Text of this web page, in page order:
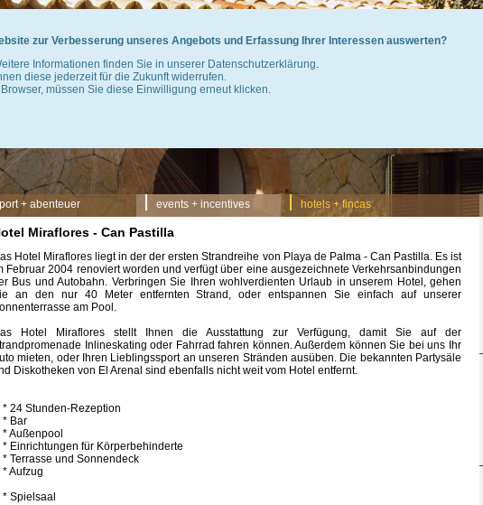
zur Verbesserung unseres Angebots und Erfassung Ihrer Interessen auswerten?
Informationen finden Sie in unserer Datenschutzerklärung.
diese jederzeit für die Zukunft widerrufen.
müssen Sie diese Einwilligung erneut klicken.
+ abenteuer events + incentives hotels + fincas
Miraflores - Can Pastilla
Hotel Miraflores liegt in der der ersten Strandreihe von Playa de Palma - Can Pastilla. Es ist
Februar 2004 renoviert worden und verfügt über eine ausgezeichnete Verkehrsanbindungen
Bus und Autobahn. Verbringen Sie Ihren wohlverdienten Urlaub in unserem Hotel, gehen
an den nur 40 Meter entfernten Strand, oder entspannen Sie einfach auf unserer
am Pool.
Hotel Miraflores stellt Ihnen die Ausstattung zur Verfügung, damit Sie auf der
Inlineskating oder Fahrrad fahren können. Außerdem können Sie bei uns Ihr
mieten, oder Ihren Lieblingssport an unseren Stränden ausüben. Die bekannten Partysäle
Diskotheken von El Arenal sind ebenfalls nicht weit vom Hotel entfernt.
24 Stunden-Rezeption
Bar
Außenpool
Einrichtungen für Körperbehinderte
Terrasse und Sonnendeck
Aufzug
Spielsaal